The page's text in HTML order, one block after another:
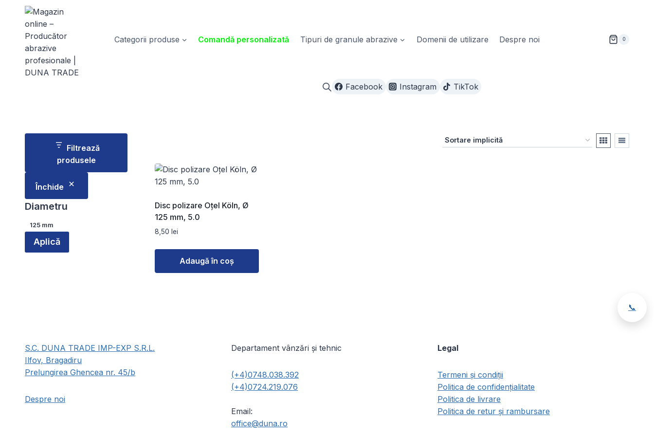
content
Categorii produse
Comandă personalizată Tipuri de granule abrazive Domenii de utilizare Despre noi 0
Facebook Instagram TikTok
Disc polizare Oțel Köln, Ø
125 mm, 5.0
8,50 lei
Adaugă în coș
Filtrează
produsele
Închide
Diametru
Diametru
125 mm
Aplică
S.C. DUNA TRADE IMP-EXP S.R.L.
Ilfov, Bragadiru
Prelungirea Ghencea nr. 45/b
Despre noi
Departament vânzări și tehnic
(+4)0748.038.392
(+4)0724.219.076
Email:
office@duna.ro
Legal
Termeni și condiții
Politica de confidențialitate
Politica de livrare
Politica de retur și rambursare
📞